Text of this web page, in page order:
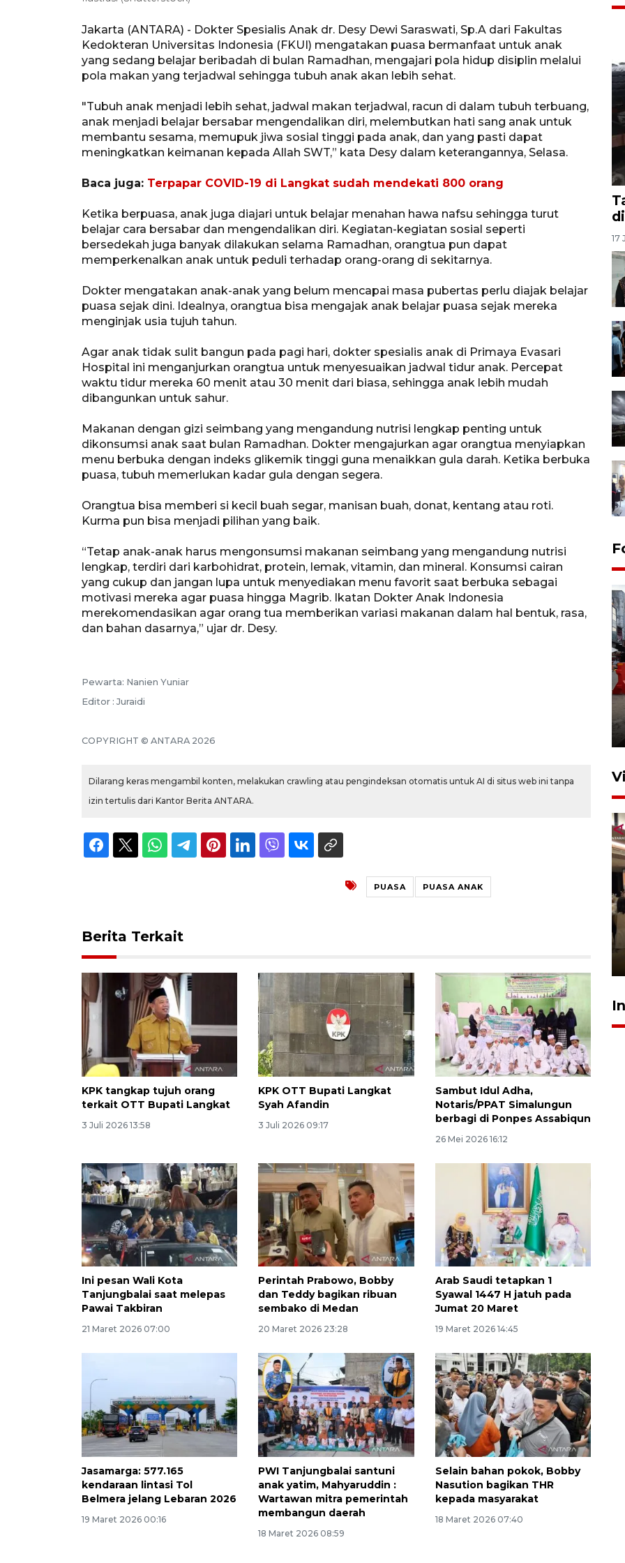
Jakarta (ANTARA) - Dokter Spesialis Anak dr. Desy Dewi Saraswati, Sp.A dari Fakultas
Kedokteran Universitas Indonesia (FKUI) mengatakan puasa bermanfaat untuk anak
yang sedang belajar beribadah di bulan Ramadhan, mengajari pola hidup disiplin melalui
pola makan yang terjadwal sehingga tubuh anak akan lebih sehat.
"Tubuh anak menjadi lebih sehat, jadwal makan terjadwal, racun di dalam tubuh terbuang,
anak menjadi belajar bersabar mengendalikan diri, melembutkan hati sang anak untuk
membantu sesama, memupuk jiwa sosial tinggi pada anak, dan yang pasti dapat
meningkatkan keimanan kepada Allah SWT,” kata Desy dalam keterangannya, Selasa.
Baca juga: Terpapar COVID-19 di Langkat sudah mendekati 800 orang
Ketika berpuasa, anak juga diajari untuk belajar menahan hawa nafsu sehingga turut
belajar cara bersabar dan mengendalikan diri. Kegiatan-kegiatan sosial seperti
bersedekah juga banyak dilakukan selama Ramadhan, orangtua pun dapat
memperkenalkan anak untuk peduli terhadap orang-orang di sekitarnya.
Dokter mengatakan anak-anak yang belum mencapai masa pubertas perlu diajak belajar
puasa sejak dini. Idealnya, orangtua bisa mengajak anak belajar puasa sejak mereka
menginjak usia tujuh tahun.
Agar anak tidak sulit bangun pada pagi hari, dokter spesialis anak di Primaya Evasari
Hospital ini menganjurkan orangtua untuk menyesuaikan jadwal tidur anak. Percepat
waktu tidur mereka 60 menit atau 30 menit dari biasa, sehingga anak lebih mudah
dibangunkan untuk sahur.
Makanan dengan gizi seimbang yang mengandung nutrisi lengkap penting untuk
dikonsumsi anak saat bulan Ramadhan. Dokter mengajurkan agar orangtua menyiapkan
menu berbuka dengan indeks glikemik tinggi guna menaikkan gula darah. Ketika berbuka
puasa, tubuh memerlukan kadar gula dengan segera.
Orangtua bisa memberi si kecil buah segar, manisan buah, donat, kentang atau roti.
Kurma pun bisa menjadi pilihan yang baik.
“Tetap anak-anak harus mengonsumsi makanan seimbang yang mengandung nutrisi
lengkap, terdiri dari karbohidrat, protein, lemak, vitamin, dan mineral. Konsumsi cairan
yang cukup dan jangan lupa untuk menyediakan menu favorit saat berbuka sebagai
motivasi mereka agar puasa hingga Magrib. Ikatan Dokter Anak Indonesia
merekomendasikan agar orang tua memberikan variasi makanan dalam hal bentuk, rasa,
dan bahan dasarnya,” ujar dr. Desy.
Pewarta: Nanien Yuniar
Editor : Juraidi
COPYRIGHT © ANTARA 2026
Dilarang keras mengambil konten, melakukan crawling atau pengindeksan otomatis untuk AI di situs web ini tanpa
izin tertulis dari Kantor Berita ANTARA.
PUASA PUASA ANAK
Berita Terkait
KPK tangkap tujuh orang
terkait OTT Bupati Langkat
3 Juli 2026 13:58
KPK OTT Bupati Langkat
Syah Afandin
3 Juli 2026 09:17
Sambut Idul Adha,
Notaris/PPAT Simalungun
berbagi di Ponpes Assabiqun
26 Mei 2026 16:12
Ini pesan Wali Kota
Tanjungbalai saat melepas
Pawai Takbiran
21 Maret 2026 07:00
Perintah Prabowo, Bobby
dan Teddy bagikan ribuan
sembako di Medan
20 Maret 2026 23:28
Arab Saudi tetapkan 1
Syawal 1447 H jatuh pada
Jumat 20 Maret
19 Maret 2026 14:45
Jasamarga: 577.165
kendaraan lintasi Tol
Belmera jelang Lebaran 2026
19 Maret 2026 00:16
PWI Tanjungbalai santuni
anak yatim, Mahyaruddin :
Wartawan mitra pemerintah
membangun daerah
18 Maret 2026 08:59
Selain bahan pokok, Bobby
Nasution bagikan THR
kepada masyarakat
18 Maret 2026 07:40
17
SPHP jaga harga beras
2026-08-08 06:00:00